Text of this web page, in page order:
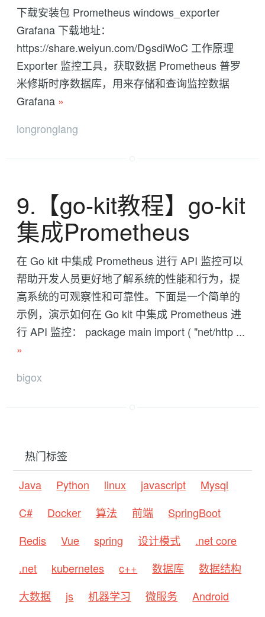
下载安装包 Prometheus windows_exporter
Grafana 下载地址：
https://share.weiyun.com/D9sdiWoC 工作原理
Exporter 监控工具，获取数据 Prometheus 普罗
米修斯时序数据库，用来存储和查询监控数据
Grafana »
longronglang
9.【go-kit教程】go-kit
集成Prometheus
在 Go kit 中集成 Prometheus 进行 API 监控可以
帮助开发人员更好地了解系统的性能和行为，提
高系统的可观察性和可靠性。下面是一个简单的
示例，演示如何在 Go kit 中集成 Prometheus 进
行 API 监控： package main import ( "net/http ...
»
bigox
热门标签
Java
Python linux javascript
Mysql
C#
Docker 算法 前端
SpringBoot
Redis
Vue spring 设计模式
.net core
.net
kubernetes c++ 数据库
数据结构
大数据
js 机器学习 微服务
Android